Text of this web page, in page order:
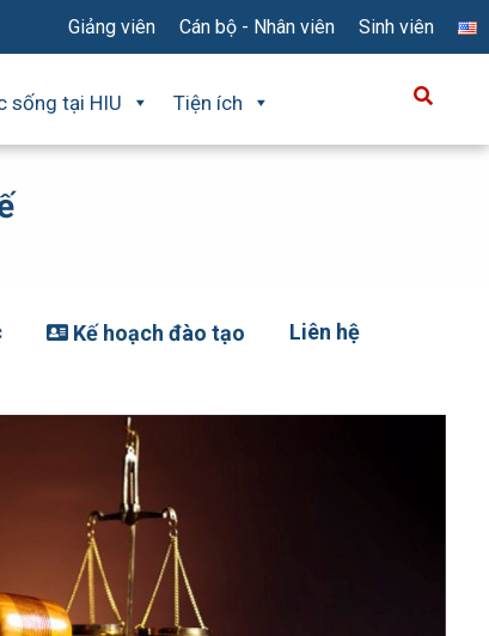
Giảng viên Cán bộ - Nhân viên Sinh viên
sống tại HIU Tiện ích
Kế hoạch đào tạo Liên hệ